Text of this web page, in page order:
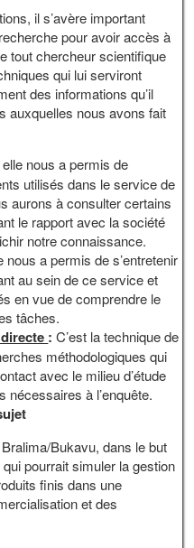
il s’avère important
pour avoir accès à
tout chercheur scientifique
qui lui serviront
des informations qu’il
auxquelles nous avons fait
elle nous a permis de
utilisés dans le service de
aurons à consulter certains
le rapport avec la société
notre connaissance.
nous a permis de s’entretenir
au sein de ce service et
en vue de comprendre le
tâches.
: C’est la technique de
méthodologiques qui
avec le milieu d’étude
nécessaires à l’enquête.
Bukavu, dans le but
pourrait simuler la gestion
finis dans une
et des